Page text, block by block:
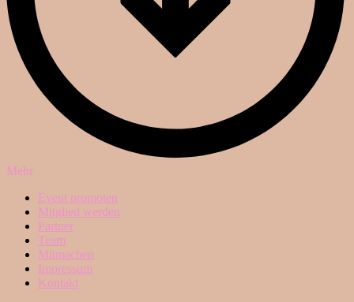
Mehr
Event promoten
Mitglied werden
Partner
Team
Mitmachen
Impressum
Kontakt